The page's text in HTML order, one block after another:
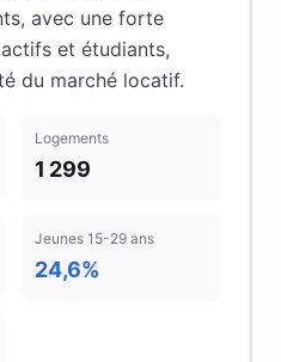
, avec une forte
et étudiants,
du marché locatif.
Logements
1 299
Jeunes 15-29 ans
24,6%